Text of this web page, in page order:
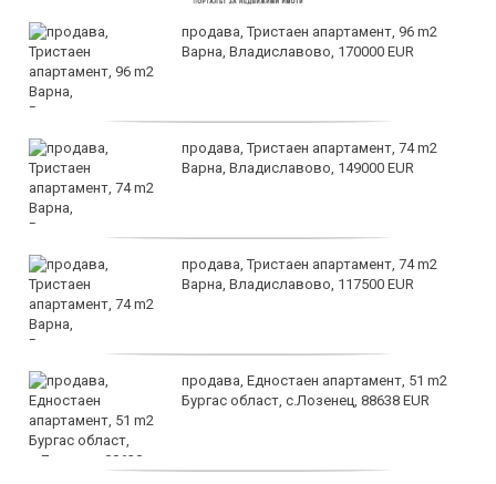
продава, Тристаен апартамент, 96 m2
Варна, Владиславово, 170000 EUR
продава, Тристаен апартамент, 74 m2
Варна, Владиславово, 149000 EUR
продава, Тристаен апартамент, 74 m2
Варна, Владиславово, 117500 EUR
продава, Едностаен апартамент, 51 m2
Бургас област, с.Лозенец, 88638 EUR